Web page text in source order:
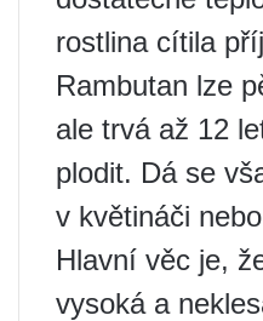
rostlina cítila
Rambutan lze
ale trvá až 12
plodit. Dá se
v květináči
Hlavní věc je,
vysoká a